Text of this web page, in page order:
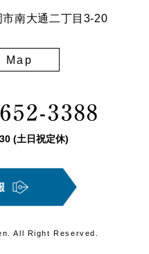
南大通二丁目3-20
Map
(土日祝定休)
All Right Reserved.